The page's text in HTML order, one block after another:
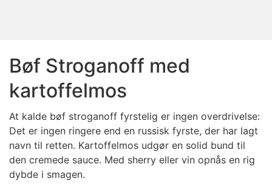
Bøf Stroganoff med
kartoffelmos
At kalde bøf stroganoff fyrstelig er ingen overdrivelse:
Det er ingen ringere end en russisk fyrste, der har lagt
navn til retten. Kartoffelmos udgør en solid bund til
den cremede sauce. Med sherry eller vin opnås en rig
dybde i smagen.